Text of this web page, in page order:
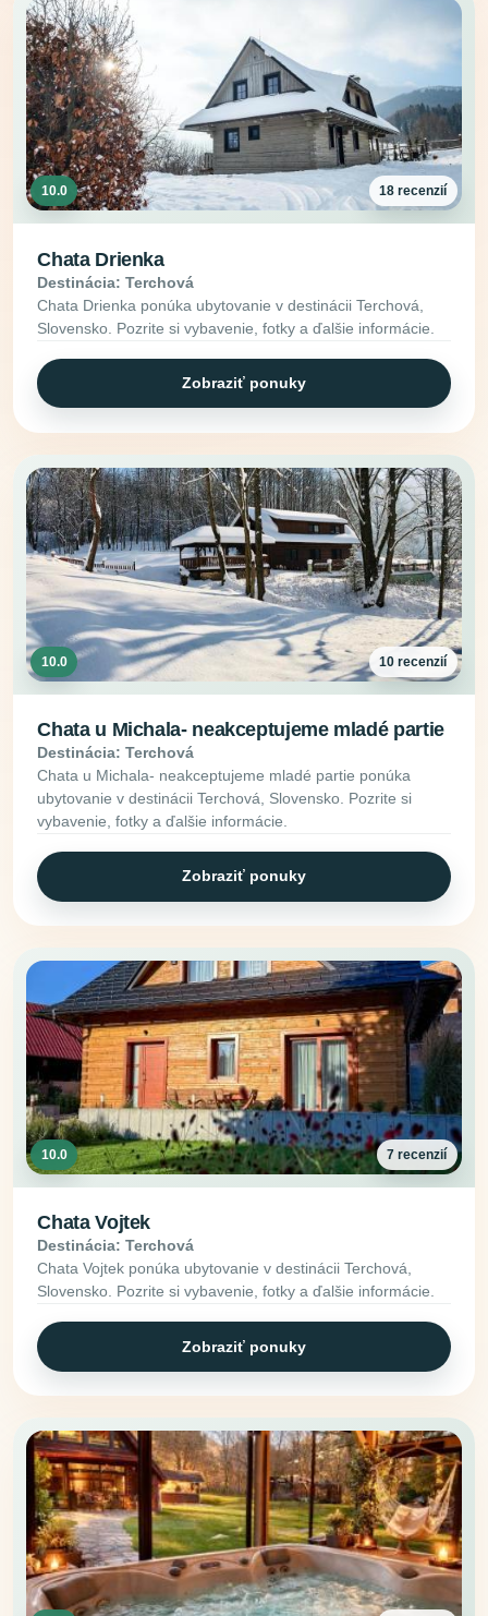
10.0 18 recenzií
Chata Drienka
Destinácia: Terchová
Chata Drienka ponúka ubytovanie v destinácii Terchová,
Slovensko. Pozrite si vybavenie, fotky a ďalšie informácie.
Zobraziť ponuky
10.0 10 recenzií
Chata u Michala- neakceptujeme mladé partie
Destinácia: Terchová
Chata u Michala- neakceptujeme mladé partie ponúka
ubytovanie v destinácii Terchová, Slovensko. Pozrite si
vybavenie, fotky a ďalšie informácie.
Zobraziť ponuky
10.0 7 recenzií
Chata Vojtek
Destinácia: Terchová
Chata Vojtek ponúka ubytovanie v destinácii Terchová,
Slovensko. Pozrite si vybavenie, fotky a ďalšie informácie.
Zobraziť ponuky